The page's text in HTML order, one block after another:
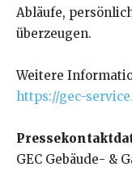
Abläufe,
überzeugen.
Weitere
https://gec-
GEC Gebäude- &